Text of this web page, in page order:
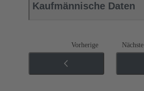
Kaufmännische Daten
Vorherige Nächste